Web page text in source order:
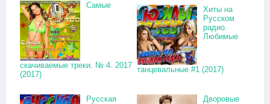
Самые
скачиваемые треки. № 4. 2017
(2017)
Хиты на
Русском
радио.
Любимые
танцевальные #1 (2017)
Русская
Дворовые